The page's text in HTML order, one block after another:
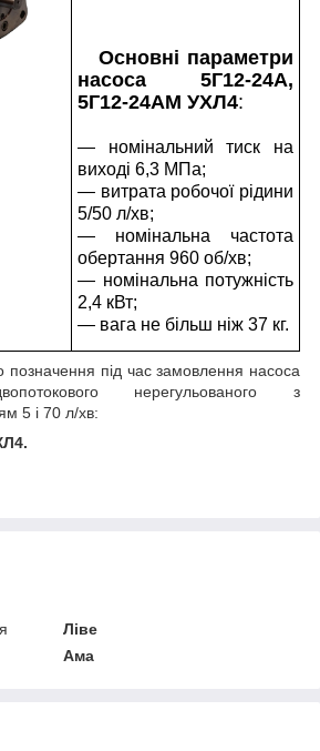
Основні параметри
насоса 5Г12-24А,
5Г12-24АМ УХЛ4:
— номінальний тиск на
виході 6,3 МПа;
— витрата робочої рідини
5/50 л/хв;
— номінальна частота
обертання 960 об/хв;
— номінальна потужність
2,4 кВт;
— вага не більш ніж 37 кг.
під час замовлення насоса
нерегульованого з
5 і 70 л/хв:
.
Ліве
Ама